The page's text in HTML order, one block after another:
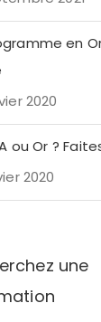
en
2020
ou Or ?
2020
une